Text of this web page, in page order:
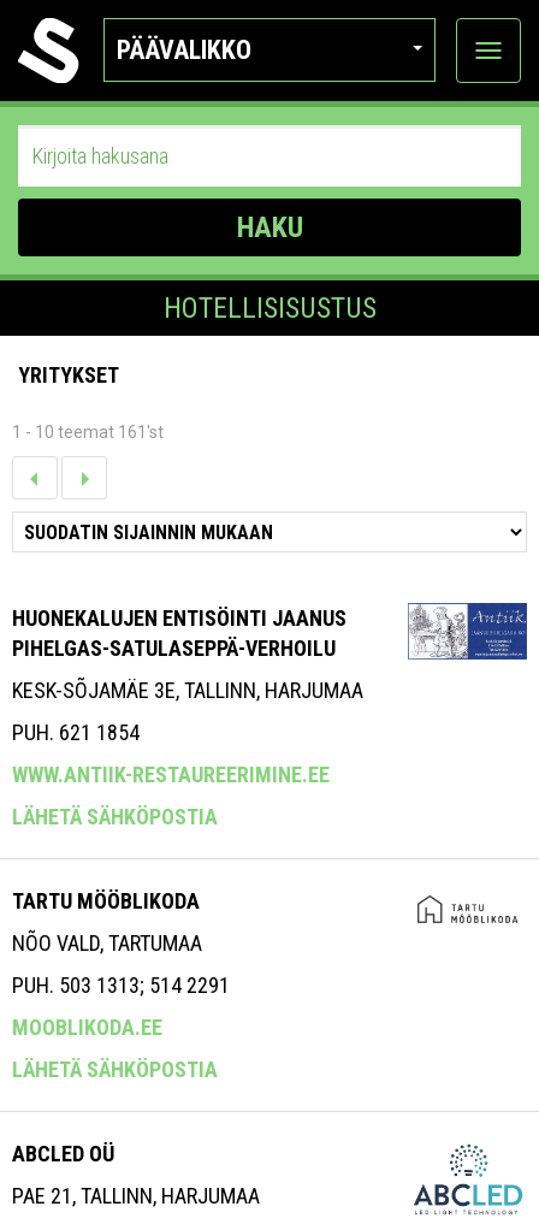
PÄÄVALIKKO
Näytä
HAKU
HOTELLISISUSTUS
YRITYKSET
1 - 10 teemat 161'st
HUONEKALUJEN ENTISÖINTI JAANUS
PIHELGAS-SATULASEPPÄ-VERHOILU
KESK-SÕJAMÄE 3E, TALLINN, HARJUMAA
PUH. 621 1854
WWW.ANTIIK-RESTAUREERIMINE.EE
LÄHETÄ SÄHKÖPOSTIA
TARTU MÖÖBLIKODA
NÕO VALD, TARTUMAA
PUH. 503 1313; 514 2291
MOOBLIKODA.EE
LÄHETÄ SÄHKÖPOSTIA
ABCLED OÜ
PAE 21, TALLINN, HARJUMAA